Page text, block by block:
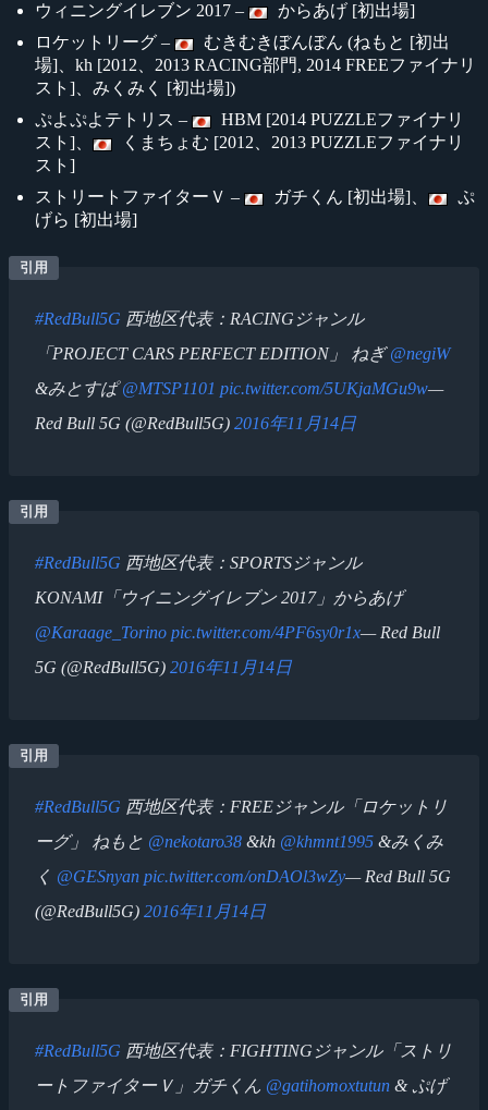
ウィニングイレブン 2017 –
からあげ [初出場]
ロケットリーグ –
むきむきぼんぼん (ねもと [初出
場]、kh [2012、2013 RACING部門, 2014 FREEファイナリ
スト]、みくみく [初出場])
ぷよぷよテトリス –
HBM [2014 PUZZLEファイナリ
スト]、
くまちょむ [2012、2013 PUZZLEファイナリ
スト]
ストリートファイターＶ –
ガチくん [初出場]、
ぷ
げら [初出場]
#RedBull5G 西地区代表：RACINGジャンル
「PROJECT CARS PERFECT EDITION」 ねぎ@negiW
&みとすぱ@MTSP1101 pic.twitter.com/5UKjaMGu9w—
Red Bull 5G (@RedBull5G) 2016年11月14日
#RedBull5G 西地区代表：SPORTSジャンル
KONAMI「ウイニングイレブン 2017」からあげ
@Karaage_Torino pic.twitter.com/4PF6sy0r1x— Red Bull
5G (@RedBull5G) 2016年11月14日
#RedBull5G 西地区代表：FREEジャンル「ロケットリ
ーグ」 ねもと @nekotaro38 &kh @khmnt1995 &みくみ
く @GESnyan pic.twitter.com/onDAOl3wZy— Red Bull 5G
(@RedBull5G) 2016年11月14日
#RedBull5G 西地区代表：FIGHTINGジャンル「ストリ
ートファイターＶ」ガチくん @gatihomoxtutun & ぷげ